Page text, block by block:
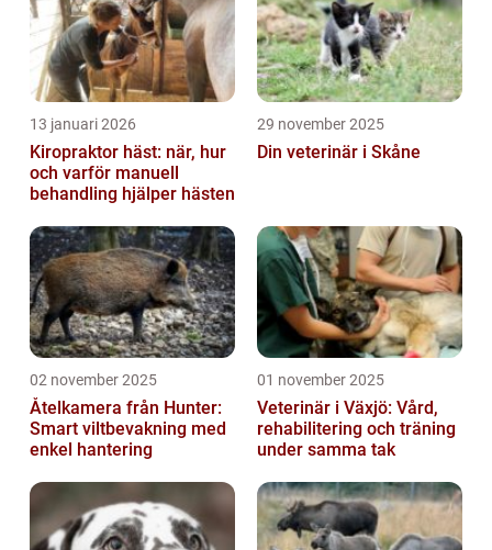
13 januari 2026
Kiropraktor häst: när, hur
och varför manuell
behandling hjälper hästen
29 november 2025
Din veterinär i Skåne
02 november 2025
Åtelkamera från Hunter:
Smart viltbevakning med
enkel hantering
01 november 2025
Veterinär i Växjö: Vård,
rehabilitering och träning
under samma tak